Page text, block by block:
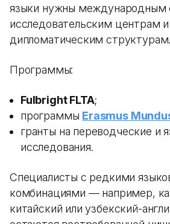
языки нужны международным
исследовательским центрам и
дипломатическим структурам.
Программы:
Fulbright FLTA;
программы Erasmus
гранты на переводческие и
исследования.
Специалисты с редкими
комбинациями — например,
китайский или узбекский-